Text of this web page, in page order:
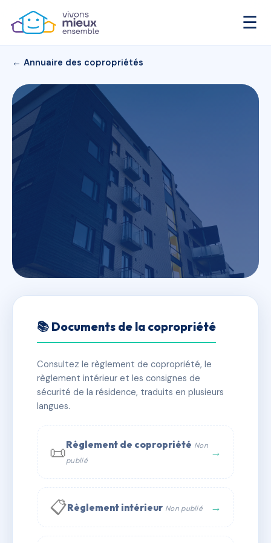
☰
← Annuaire des copropriétés
2 PLACE SAINTE ELISABETH
✓ Immatriculée 🏠 8 lots 🏗 1 bâtiment(s)
📞 Contacter Syndic Digital
📚 Documents de la copropriété
Consultez le règlement de copropriété, le
règlement intérieur et les consignes de
sécurité de la résidence, traduits en plusieurs
langues.
📜Règlement de copropriété Non
publié
→
📋Règlement intérieur Non publié →